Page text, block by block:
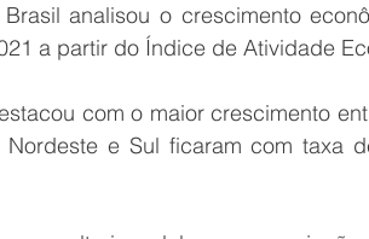
analisou o crescimento
a partir do Índice de Atividade
com o maior crescimento
Nordeste e Sul ficaram com taxa